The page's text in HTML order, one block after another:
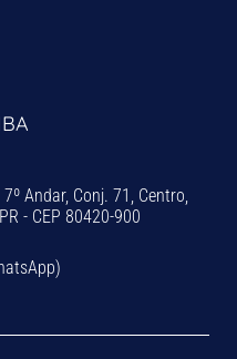
Andar, Conj. 71, Centro,
- CEP 80420-900